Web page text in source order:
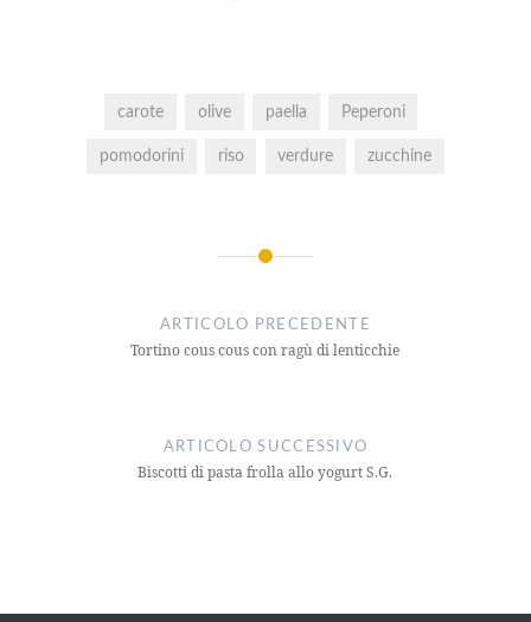
carote olive paella Peperoni
pomodorini riso verdure zucchine
ARTICOLO PRECEDENTE
Tortino cous cous con ragù di lenticchie
ARTICOLO SUCCESSIVO
Biscotti di pasta frolla allo yogurt S.G.